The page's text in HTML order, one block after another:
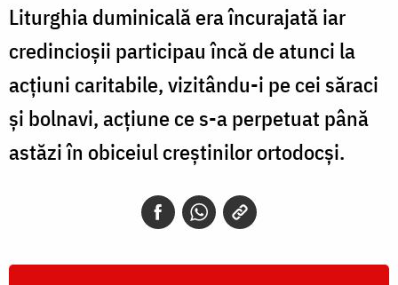
Liturghia duminicală era încurajată iar
credincioșii participau încă de atunci la
acțiuni caritabile, vizitându-i pe cei săraci
și bolnavi, acţiune ce s-a perpetuat până
astăzi în obiceiul creştinilor ortodocşi.